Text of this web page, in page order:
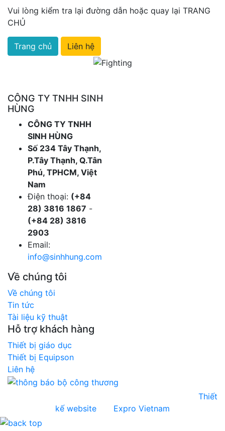
Vui lòng kiểm tra lại đường dẫn hoặc quay lại TRANG
CHỦ
Trang chủ Liên hệ
CÔNG TY TNHH SINH
HÙNG
CÔNG TY TNHH
SINH HÙNG
Số 234 Tây Thạnh,
P.Tây Thạnh, Q.Tân
Phú, TPHCM, Việt
Nam
Điện thoại: (+84
28) 3816 1867 -
(+84 28) 3816
2903
Email:
info@sinhhung.com
Về chúng tôi
Về chúng tôi
Tin tức
Tài liệu kỹ thuật
Hỗ trợ khách hàng
Thiết bị giáo dục
Thiết bị Equipson
Liên hệ
Thiết
kế website
Expro Vietnam